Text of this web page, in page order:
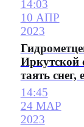
14:03
10 АПР
2023
Иркутской
таять снег,
14:45
24 МАР
2023